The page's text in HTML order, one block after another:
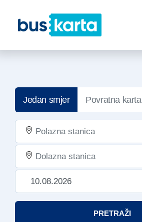
Jedan smjer Povratna karta
PRETRAŽI